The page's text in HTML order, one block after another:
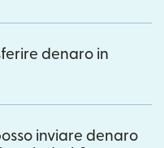
denaro in
inviare denaro